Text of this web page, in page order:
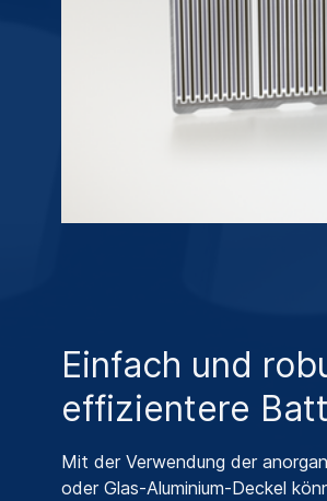
Einfach und
effizientere
Mit der Verwendung der
oder Glas-Aluminium-Deckel